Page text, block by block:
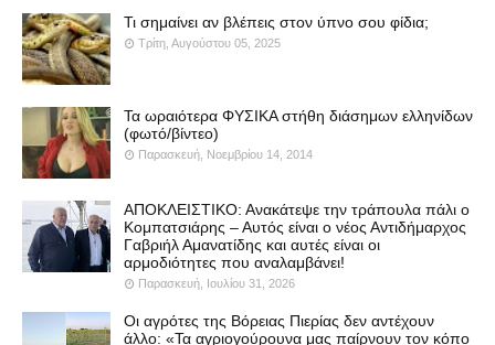
Τι σημαίνει αν βλέπεις στον ύπνο σου φίδια;
Τρίτη, Αυγούστου 05, 2025
Τα ωραιότερα ΦΥΣΙΚΑ στήθη διάσημων ελληνίδων
(φωτό/βίντεο)
Παρασκευή, Νοεμβρίου 14, 2014
ΑΠΟΚΛΕΙΣΤΙΚΟ: Ανακάτεψε την τράπουλα πάλι ο
Κομπατσιάρης – Αυτός είναι ο νέος Αντιδήμαρχος
Γαβριήλ Αμανατίδης και αυτές είναι οι
αρμοδιότητες που αναλαμβάνει!
Παρασκευή, Ιουλίου 31, 2026
Οι αγρότες της Βόρειας Πιερίας δεν αντέχουν
άλλο: «Τα αγριογούρουνα μας παίρνουν τον κόπο